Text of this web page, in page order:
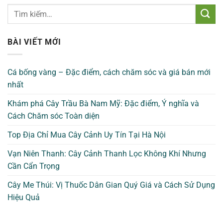
BÀI VIẾT MỚI
Cá bống vàng – Đặc điểm, cách chăm sóc và giá bán mới
nhất
Khám phá Cây Trầu Bà Nam Mỹ: Đặc điểm, Ý nghĩa và
Cách Chăm sóc Toàn diện
Top Địa Chỉ Mua Cây Cảnh Uy Tín Tại Hà Nội
Vạn Niên Thanh: Cây Cảnh Thanh Lọc Không Khí Nhưng
Cần Cẩn Trọng
Cây Me Thúi: Vị Thuốc Dân Gian Quý Giá và Cách Sử Dụng
Hiệu Quả